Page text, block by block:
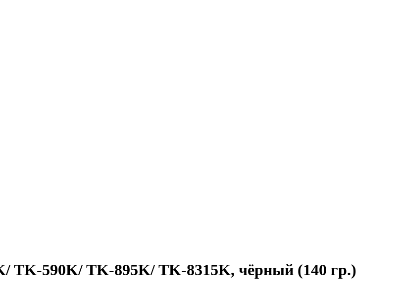
TK-590K/ TK-895K/ TK-8315K, чёрный (140 гр.)